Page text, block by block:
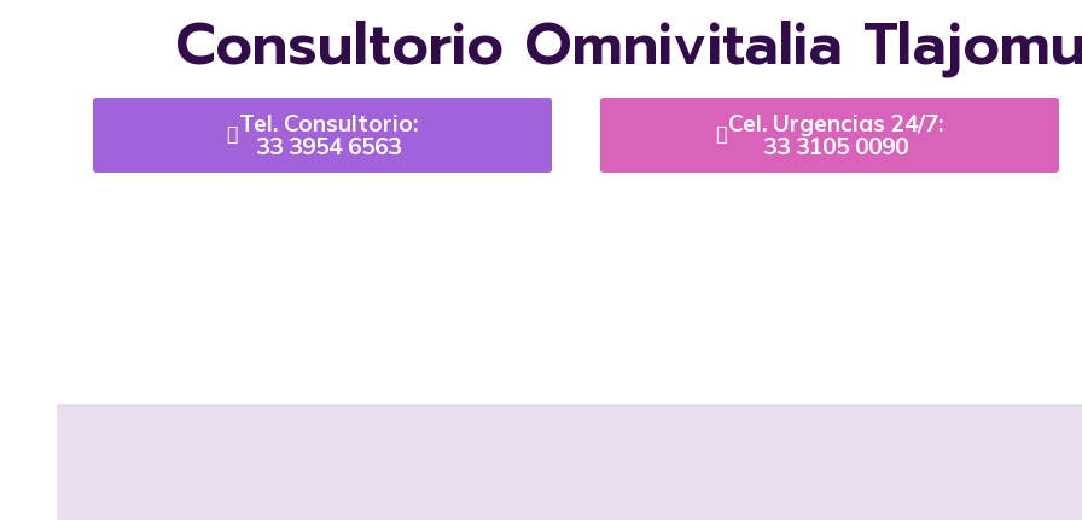
Consultorio Omnivitalia
Tel. Consultorio:
33 3954 6563
Cel. Urgencias 24/7:
33 3105 0090